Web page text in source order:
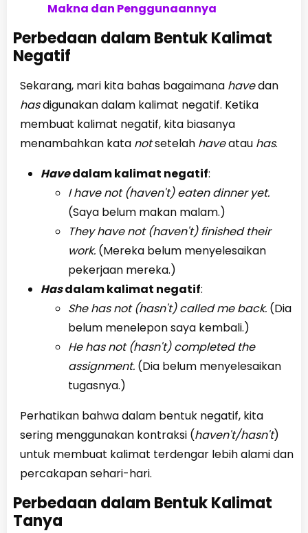
Makna dan Penggunaannya
Perbedaan dalam Bentuk Kalimat
Negatif
Sekarang, mari kita bahas bagaimana havedan
hasdigunakan dalam kalimat negatif. Ketika
membuat kalimat negatif, kita biasanya
menambahkan kata notsetelah haveatau has.
Havedalam kalimat negatif:
I have not (haven't) eaten dinner yet.
(Saya belum makan malam.)
They have not (haven't) finished their
work.(Mereka belum menyelesaikan
pekerjaan mereka.)
Hasdalam kalimat negatif:
She has not (hasn't) called me back.(Dia
belum menelepon saya kembali.)
He has not (hasn't) completed the
assignment.(Dia belum menyelesaikan
tugasnya.)
Perhatikan bahwa dalam bentuk negatif, kita
sering menggunakan kontraksi (haven't/hasn't)
untuk membuat kalimat terdengar lebih alami dan
percakapan sehari-hari.
Perbedaan dalam Bentuk Kalimat
Tanya